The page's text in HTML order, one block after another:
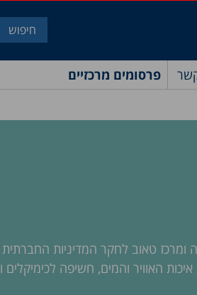
פרסומים מרכזיים
ומרכז טאוב לחקר המדיניות
איכות האוויר והמים, חשיפה